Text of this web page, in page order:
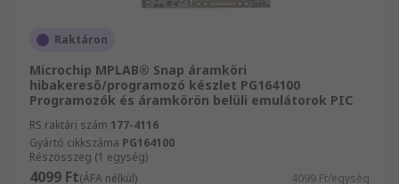
Raktáron
Microchip MPLAB® Snap áramköri
hibakereső/programozó készlet PG164100
Programozók és áramkörön belüli emulátorok PIC
RS raktári szám 177-4116
Gyártó cikkszáma PG164100
Részösszeg (1 egység)
4099 Ft(ÁFA nélkül) 4099 Ft/egység